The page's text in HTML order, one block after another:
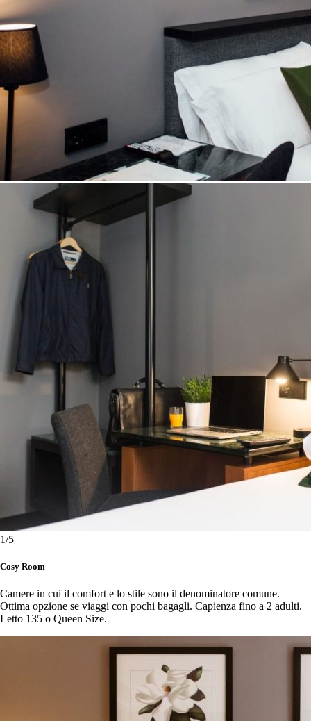
1/5
Cosy Room
Camere in cui il comfort e lo stile sono il denominatore comune.
Ottima opzione se viaggi con pochi bagagli. Capienza fino a 2 adulti.
Letto 135 o Queen Size.